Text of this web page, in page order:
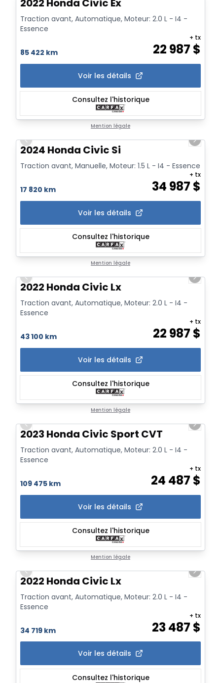
2022 Honda Civic Ex
Traction avant, Automatique, Moteur: 2.0 L - I4 -
Essence
85 422 km 22 987 $
+ tx
Voir les détails
Consultez l'historique
Mention légale
Previous slide
Next
2024 Honda Civic Si
Traction avant, Manuelle, Moteur: 1.5 L - I4 - Essence
17 820 km 34 987 $
+ tx
Voir les détails
Consultez l'historique
Mention légale
Previous slide
Next
2022 Honda Civic Lx
Traction avant, Automatique, Moteur: 2.0 L - I4 -
Essence
43 100 km 22 987 $
+ tx
Voir les détails
Consultez l'historique
Mention légale
Previous slide
Next
2023 Honda Civic Sport CVT
Traction avant, Automatique, Moteur: 2.0 L - I4 -
Essence
109 475 km 24 487 $
+ tx
Voir les détails
Consultez l'historique
Mention légale
Previous slide
Next
2022 Honda Civic Lx
Traction avant, Automatique, Moteur: 2.0 L - I4 -
Essence
34 719 km 23 487 $
+ tx
Voir les détails
Consultez l'historique